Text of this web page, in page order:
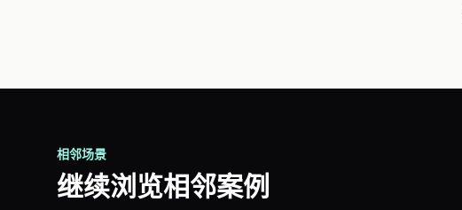
相邻场景
继续浏览相邻案例